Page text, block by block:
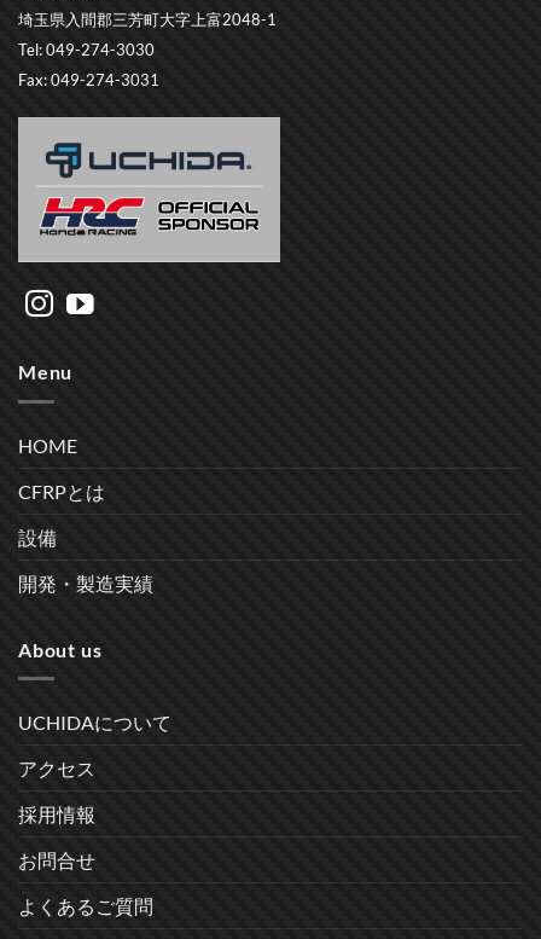
埼玉県入間郡三芳町大字上富2048-1
Tel: 049-274-3030
Fax: 049-274-3031
Menu
HOME
CFRPとは
設備
開発・製造実績
About us
UCHIDAについて
アクセス
採用情報
お問合せ
よくあるご質問